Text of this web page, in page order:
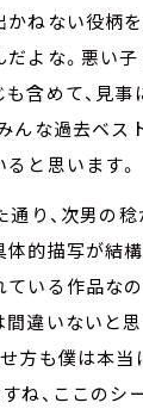
ねない役柄
よな。悪い
含めて、見事
んな過去ベス
と思います。
通り、次男の
的描写が結
いる作品なの
違いないと
方も僕は本
ね、ここのシ